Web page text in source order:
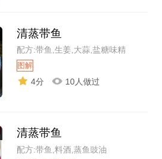
清蒸带鱼
配方:带鱼,生姜,大蒜,盐糖味精
图解
4分 10人做过
清蒸带鱼
配方:带鱼,料酒,蒸鱼豉油